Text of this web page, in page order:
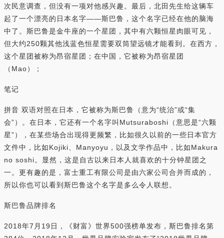
次民意调查，但没有一项对他感兴趣。最后，北田先生给这辆车
起了一个漂亮的日本名字——斯巴鲁，这个名字已经在他的脑海
中了。斯巴鲁是金牛座的一个星团，其中有六颗恒星肉眼可见，
但大约250颗其他浅蓝色恒星需要双筒望远镜才能看到。在西方，
这个星团被称为昂宿星团；在中国，它被称为昂宿星团
（Mao）；
笔记
拼音 双语对照在日本，它被称为斯巴鲁（意为“统治”或“集
会”）。在日本，它还有一个名字叫Mutsuraboshi（意思是“六颗
星”），在某些场合出现得更频繁，比如很久以前的一些日本官方
文件中，比如Kojiki、Manyoyu，以及文学作品中，比如Makura
no soshi。显然，这是自古以来日本人就喜欢的十分钟星团之
一。更有趣的是，富士重工有限公司是由六家公司合并而成的，
所以你也可以看到斯巴鲁这个名字是多么令人联想。
斯巴鲁品牌排名
2018年7月19日，《财富》世界500强榜单发布，斯巴鲁排名第